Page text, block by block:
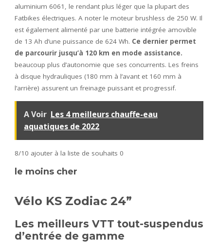
aluminium 6061, le rendant plus léger que la plupart des
Fatbikes électriques. A noter le moteur brushless de 250 W. Il
est également alimenté par une batterie intégrée amovible
de 13 Ah d’une puissance de 624 Wh. Ce dernier permet
de parcourir jusqu’à 120 km en mode assistance.
beaucoup plus d’autonomie que ses concurrents. Les freins
à disque hydrauliques (180 mm à l’avant et 160 mm à
l’arrière) assurent un freinage puissant et progressif.
A Voir Les 4 meilleurs chauffe-eau
aquatiques de 2022
8/10 ajouter à la liste de souhaits 0
le moins cher
Vélo KS Zodiac 24”
Les meilleurs VTT tout-suspendus
d’entrée de gamme